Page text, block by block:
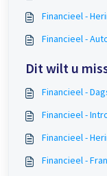
Financieel -
Financieel -
Dit wilt u
Financieel -
Financieel -
Financieel -
Financieel -